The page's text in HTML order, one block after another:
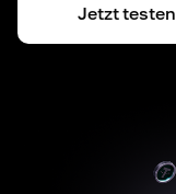
Jetzt testen